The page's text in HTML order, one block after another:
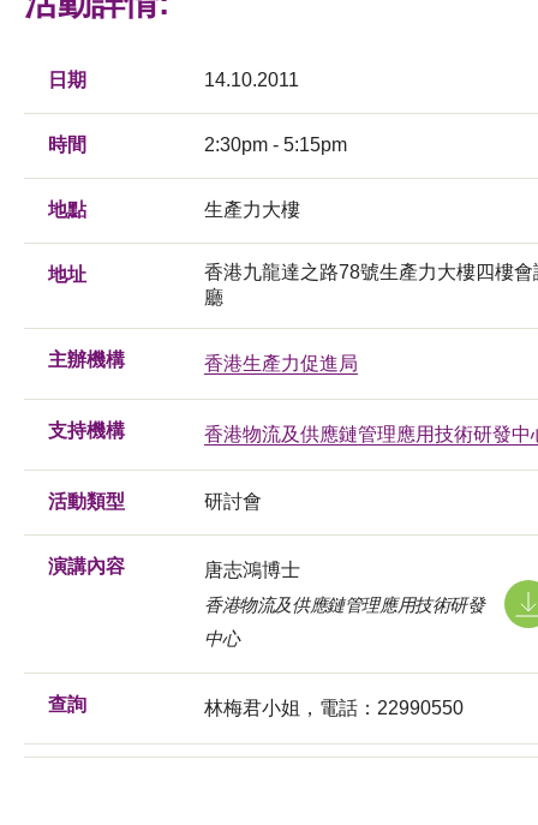
日期 14.10.2011
時間 2:30pm - 5:15pm
地點 生產力大樓
地址
香港九龍達之路78號生產力大樓四樓會
廳
主辦機構 香港生產力促進局
支持機構 香港物流及供應鏈管理應用技術研發中
活動類型 研討會
演講內容
唐志鴻博士
香港物流及供應鏈管理應用技術研發
中心
查詢 林梅君小姐，電話：22990550